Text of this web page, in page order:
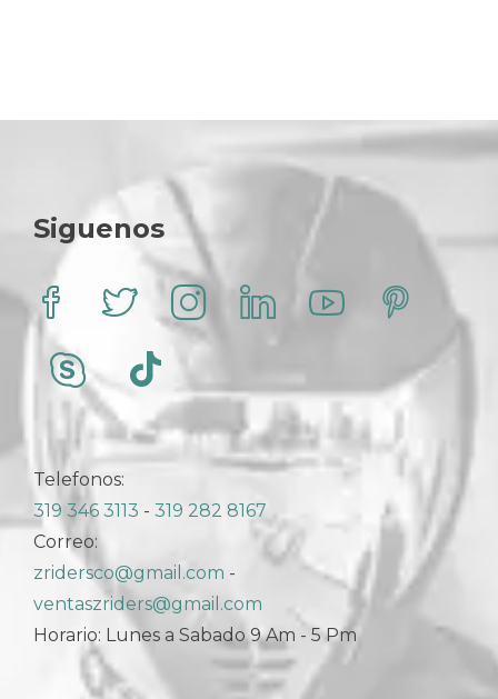
Siguenos
Telefonos:
319 346 3113 - 319 282 8167
Correo:
zridersco@gmail.com -
ventaszriders@gmail.com
Horario: Lunes a Sabado 9 Am - 5 Pm